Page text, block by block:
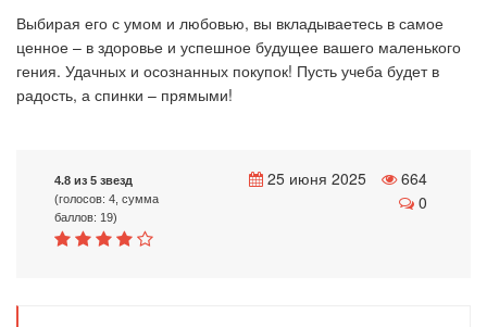
Выбирая его с умом и любовью, вы вкладываетесь в самое
ценное – в здоровье и успешное будущее вашего маленького
гения. Удачных и осознанных покупок! Пусть учеба будет в
радость, а спинки – прямыми!
4.8 из 5 звезд
(голосов: 4, сумма
баллов: 19)
25 июня 2025
664
0